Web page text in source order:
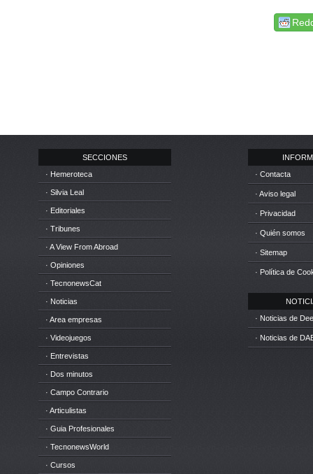
SECCIONES
· Hemeroteca
· Silvia Leal
· Editoriales
· Tribunes
· A View From Abroad
· Opiniones
· TecnonewsCat
· Noticias
· Area empresas
· Videojuegos
· Entrevistas
· Dos minutos
· Campo Contrario
· Articulistas
· Guia Profesionales
· TecnonewsWorld
· Cursos
· Contacta
· Aviso legal
· Privacidad
· Quién somos
· Sitemap
· Política de
· Noticias de
· Noticias de